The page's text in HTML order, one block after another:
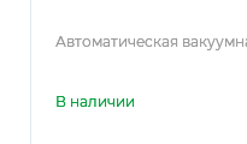
Автоматическая
В наличии